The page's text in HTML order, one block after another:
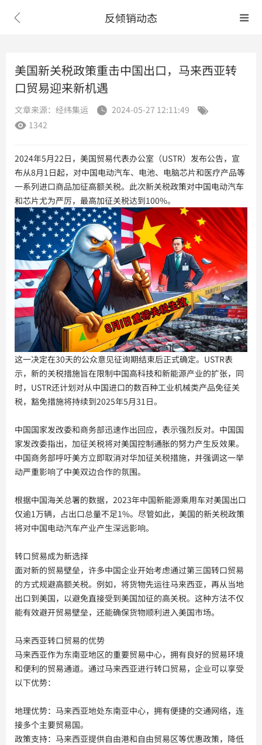
 反倾销动态 
美国新关税政策重击中国出口，马来西亚转
口贸易迎来新机遇
文章来源：经纬集运  2024-05-27 12:11:49

 1342
2024年5月22日，美国贸易代表办公室（USTR）发布公告，宣
布从8月1日起，对中国电动汽车、电池、电脑芯片和医疗产品等
一系列进口商品加征高额关税。此次新关税政策对中国电动汽车
和芯片尤为严厉，最高加征关税达到100%。
这一决定在30天的公众意见征询期结束后正式确定。USTR表
示，新的关税措施旨在限制中国高科技和新能源产业的扩张，同
时，USTR还计划对从中国进口的数百种工业机械类产品免征关
税，豁免措施将持续到2025年5月31日。
中国国家发改委和商务部迅速作出回应，表示强烈反对。中国国
家发改委指出，加征关税将对美国控制通胀的努力产生反效果。
中国商务部呼吁美方立即取消对华加征关税措施，并强调这一举
动严重影响了中美双边合作的氛围。
根据中国海关总署的数据，2023年中国新能源乘用车对美国出口
仅逾1万辆，占出口总量不足1%。尽管如此，美国的新关税政策
将对中国电动汽车产业产生深远影响。
转口贸易成为新选择
面对新的贸易壁垒，许多中国企业开始考虑通过第三国转口贸易
的方式规避高额关税。例如，将货物先运往马来西亚，再从当地
出口到美国，以避免直接受到美国加征的高关税。这种方法不仅
能有效避开贸易壁垒，还能确保货物顺利进入美国市场。
马来西亚转口贸易的优势
马来西亚作为东南亚地区的重要贸易中心，拥有良好的贸易环境
和便利的贸易通道。通过马来西亚进行转口贸易，企业可以享受
以下优势：
地理优势：马来西亚地处东南亚中心，拥有便捷的交通网络，连
接多个主要贸易国。
政策支持：马来西亚提供自由港和自由贸易区等优惠政策，降低